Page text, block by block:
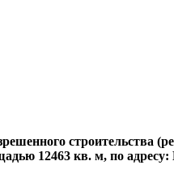
строительства
12463 кв. м, по